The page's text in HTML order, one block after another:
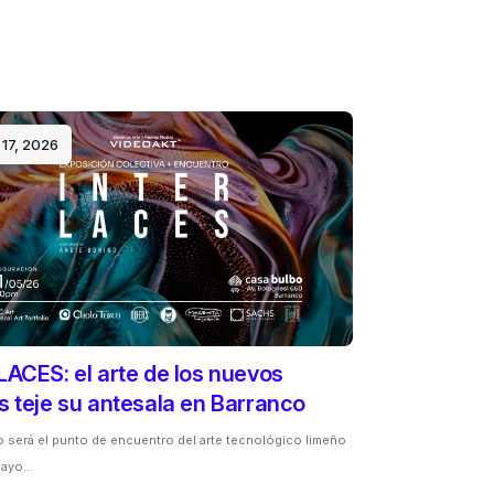
2026
el arte de los nuevos
teje su antesala en Barranco
será el punto de encuentro del arte tecnológico limeño